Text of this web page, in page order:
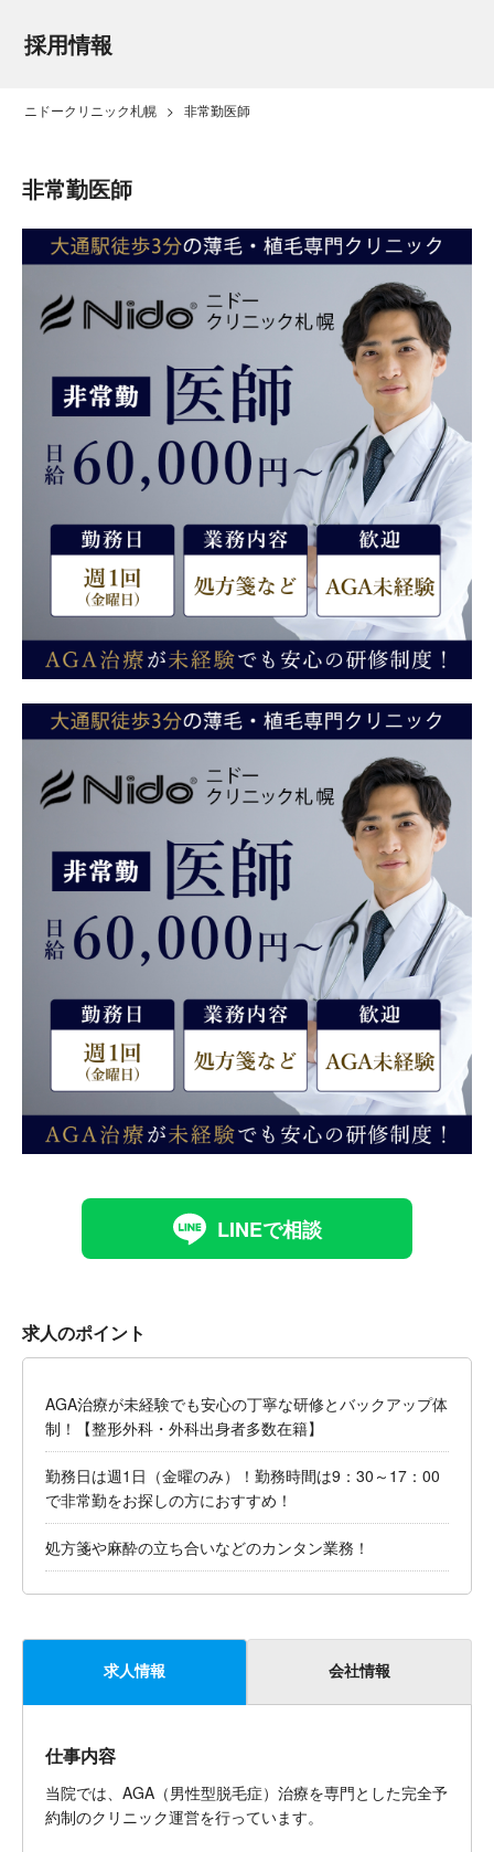
採用情報
ニドークリニック札幌 > 非常勤医師
非常勤医師
LINEで相談
求人のポイント
AGA治療が未経験でも安心の丁寧な研修とバックアップ体
制！【整形外科・外科出身者多数在籍】
勤務日は週1日（金曜のみ）！勤務時間は9：30～17：00
で非常勤をお探しの方におすすめ！
処方箋や麻酔の立ち合いなどのカンタン業務！
求人情報 会社情報
仕事内容
当院では、AGA（男性型脱毛症）治療を専門とした完全予
約制のクリニック運営を行っています。